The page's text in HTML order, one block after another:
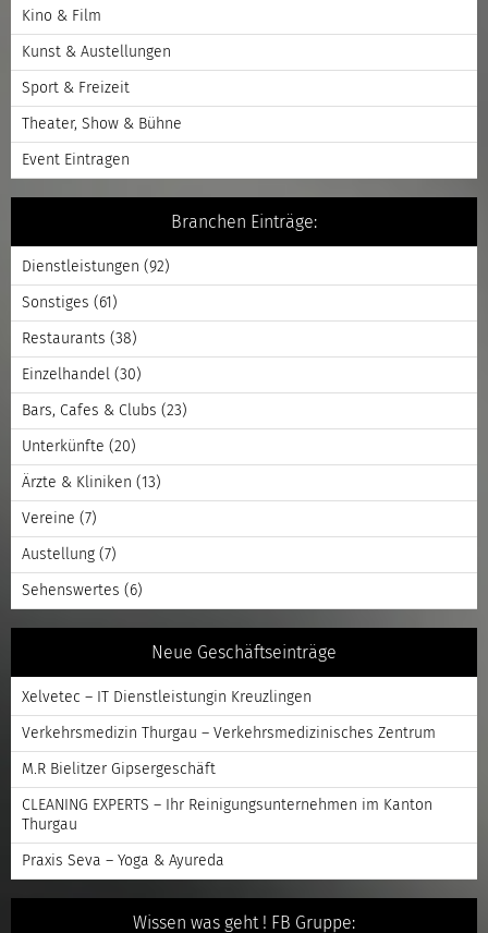
Kino & Film
Kunst & Austellungen
Sport & Freizeit
Theater, Show & Bühne
Event Eintragen
Branchen Einträge:
Dienstleistungen (92)
Sonstiges (61)
Restaurants (38)
Einzelhandel (30)
Bars, Cafes & Clubs (23)
Unterkünfte (20)
Ärzte & Kliniken (13)
Vereine (7)
Austellung (7)
Sehenswertes (6)
Neue Geschäftseinträge
Xelvetec – IT Dienstleistungin Kreuzlingen
Verkehrsmedizin Thurgau – Verkehrsmedizinisches Zentrum
M.R Bielitzer Gipsergeschäft
CLEANING EXPERTS – Ihr Reinigungsunternehmen im Kanton
Thurgau
Praxis Seva – Yoga & Ayureda
Wissen was geht ! FB Gruppe: